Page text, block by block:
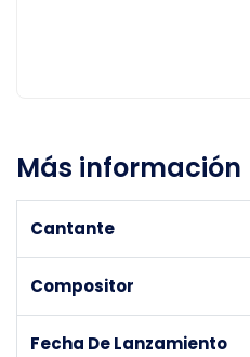
Más información
Cantante
Compositor
Fecha De Lanzamiento